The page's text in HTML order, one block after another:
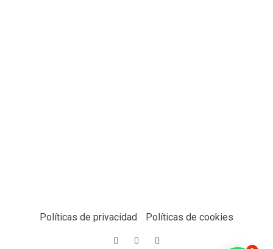
Políticas de privacidad Políticas de cookies